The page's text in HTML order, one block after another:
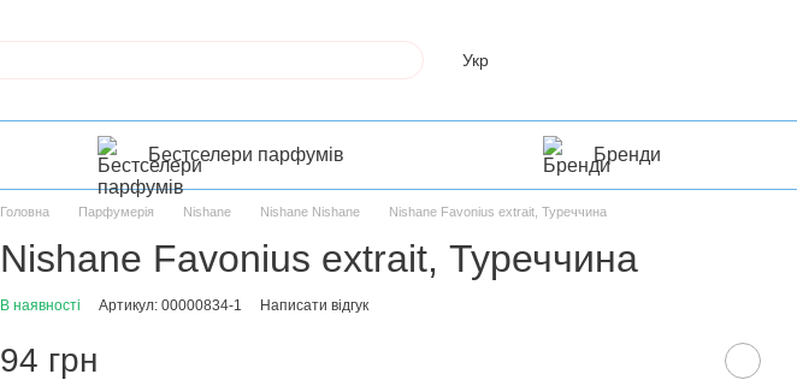
Укр
Бестселери парфумів Бренди
Головна Парфумерія Nishane Nishane Nishane Nishane Favonius extrait, Туреччина
Nishane Favonius extrait, Туреччина
В наявності Артикул: 00000834-1 Написати відгук
94 грн